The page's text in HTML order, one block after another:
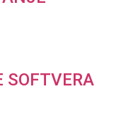
SOFTVERA